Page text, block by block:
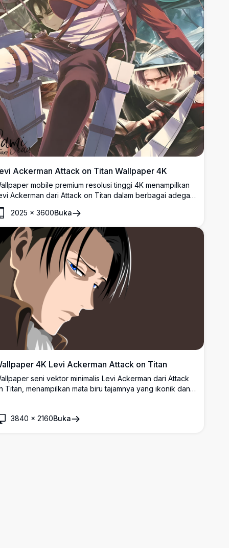
Ackerman Attack on Titan Wallpaper 4K
mobile premium resolusi tinggi 4K menampilkan
Ackerman dari Attack on Titan dalam berbagai adegan
Karya seni gaya kolase yang menampilkan prajurit
umat manusia dengan perlengkapan ODM dan
khasnya dalam berbagai pose aksi untuk layar
2025 × 3600Buka
4K Levi Ackerman Attack on Titan
seni vektor minimalis Levi Ackerman dari Attack
Titan, menampilkan mata biru tajamnya yang ikonik dan
3840 × 2160Buka